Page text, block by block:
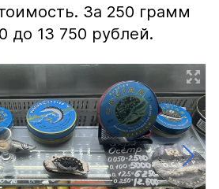
За 250 грамм
до 13 750 рублей.